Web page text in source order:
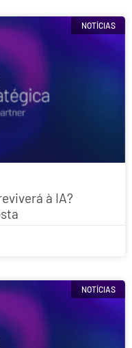
NOTÍCIAS
à IA?
NOTÍCIAS